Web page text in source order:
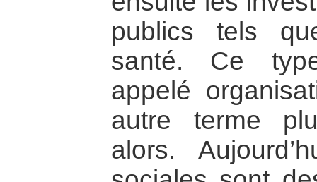
publics tels
santé. Ce
appelé
autre terme
alors.